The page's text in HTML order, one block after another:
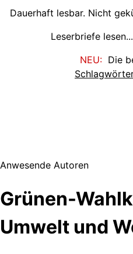
Dauerhaft lesbar. Nicht
Leserbriefe
NEU:Die
Anwesende Autoren
Grünen-
Umwelt und